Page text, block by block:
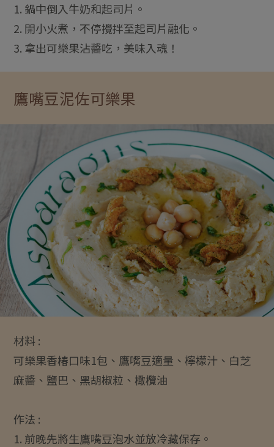
1. 鍋中倒入牛奶和起司片。
2. 開小火煮，不停攪拌至起司片融化。
3. 拿出可樂果沾醬吃，美味入魂！
鷹嘴豆泥佐可樂果
材料 :
可樂果香椿口味1包、鷹嘴豆適量、檸檬汁、白芝
麻醬、鹽巴、黑胡椒粒、橄欖油
作法 :
1. 前晚先將生鷹嘴豆泡水並放冷藏保存。